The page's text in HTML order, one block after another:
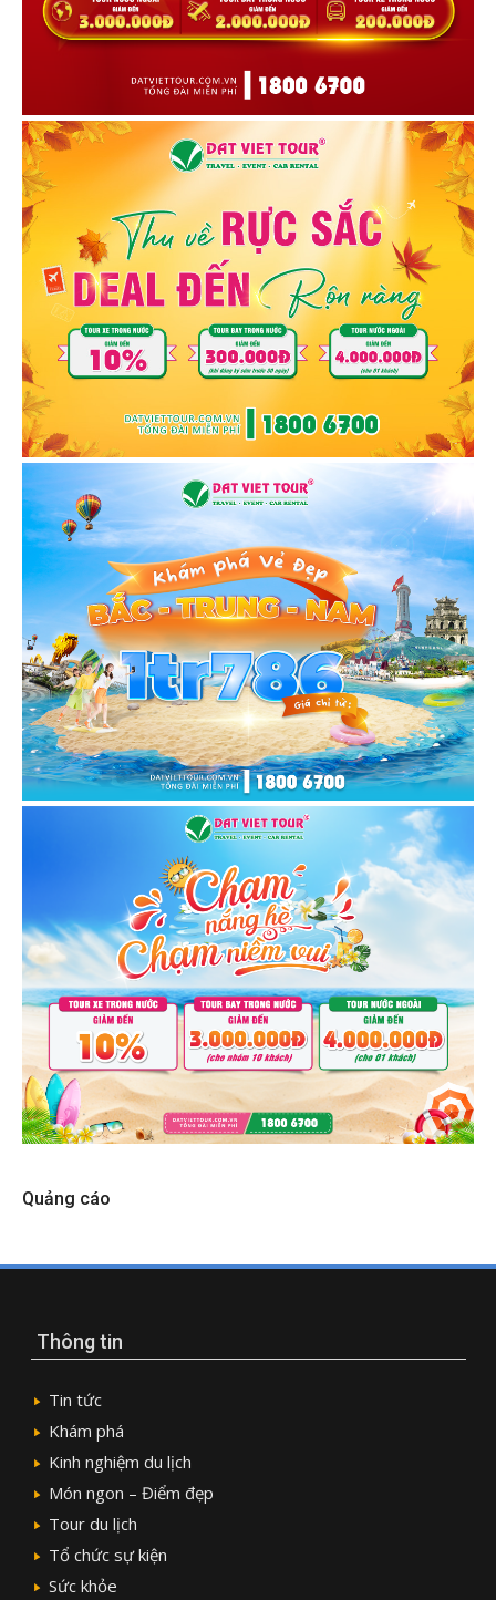
Quảng cáo
Thông tin
Tin tức
Khám phá
Kinh nghiệm du lịch
Món ngon – Điểm đẹp
Tour du lịch
Tổ chức sự kiện
Sức khỏe